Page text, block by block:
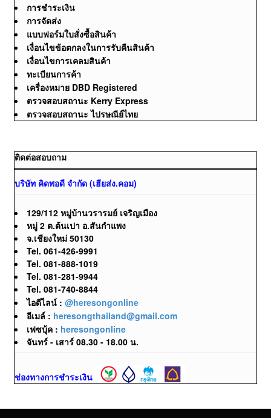
การชำระเงิน
การจัดส่ง
แบบฟอร์มใบสั่งซื้อสินค้า
เงื่อนไขข้อตกลงในการรับคืนสินค้า
เงื่อนไขการเคลมสินค้า
ทะเบียนการค้า
เครื่องหมาย DBD Registered
ตรวจสอบสถานะ Kerry Express
ตรวจสอบสถานะ ไปรษณีย์ไทย
ติดต่อสอบถาม
บริษัท คิดพอดี จำกัด (เฮียส่ง.คอม)
129/112 หมู่บ้านวรารมย์ เจริญเมือง
หมู่ 2 ต.ต้นเปา อ.สันกำแพง
จ.เชียงใหม่ 50130
Tel. 061-426-9991
Tel. 081-888-1019
Tel. 081-281-9944
Tel. 081-740-8844
ไอดีไลน์ : @heresongonline
อีเมล์ : heresongthailand@gmail.com
เฟซบุ้ค : heresongonline
จันทร์ - เสาร์ 08.30 - 18.00 น.
ช่องทางการชำระเงิน